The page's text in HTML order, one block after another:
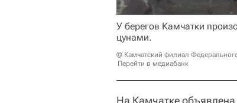
У берегов Камчатки
цунами.
© Камчатский филиал
Перейти в медиабанк